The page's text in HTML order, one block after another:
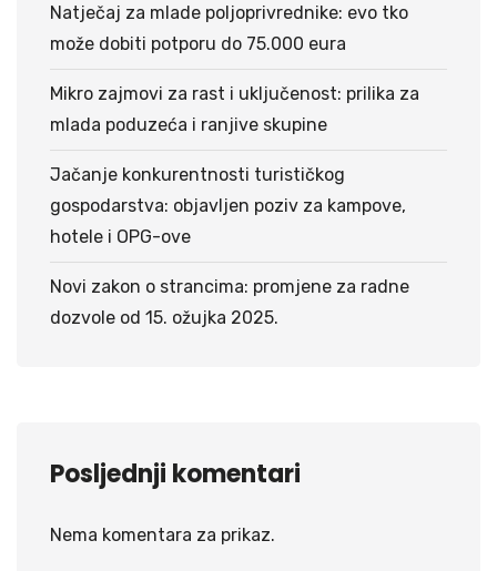
Natječaj za mlade poljoprivrednike: evo tko
može dobiti potporu do 75.000 eura
Mikro zajmovi za rast i uključenost: prilika za
mlada poduzeća i ranjive skupine
Jačanje konkurentnosti turističkog
gospodarstva: objavljen poziv za kampove,
hotele i OPG-ove
Novi zakon o strancima: promjene za radne
dozvole od 15. ožujka 2025.
Posljednji komentari
Nema komentara za prikaz.